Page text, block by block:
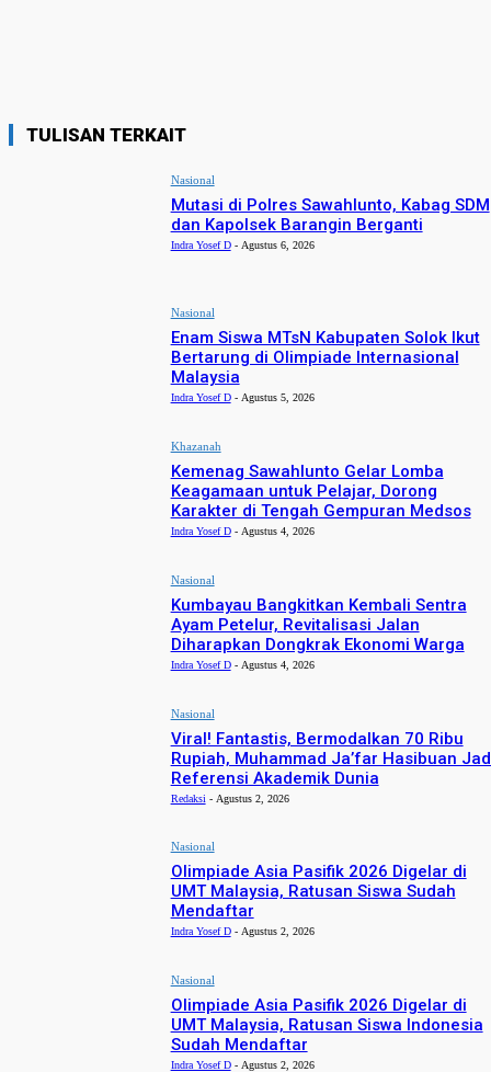
TULISAN TERKAIT
Nasional
Mutasi di Polres Sawahlunto, Kabag SDM
dan Kapolsek Barangin Berganti
Indra Yosef D - Agustus 6, 2026
Nasional
Enam Siswa MTsN Kabupaten Solok Ikut
Bertarung di Olimpiade Internasional
Malaysia
Indra Yosef D - Agustus 5, 2026
Khazanah
Kemenag Sawahlunto Gelar Lomba
Keagamaan untuk Pelajar, Dorong
Karakter di Tengah Gempuran Medsos
Indra Yosef D - Agustus 4, 2026
Nasional
Kumbayau Bangkitkan Kembali Sentra
Ayam Petelur, Revitalisasi Jalan
Diharapkan Dongkrak Ekonomi Warga
Indra Yosef D - Agustus 4, 2026
Nasional
Viral! Fantastis, Bermodalkan 70 Ribu
Rupiah, Muhammad Ja’far Hasibuan
Referensi Akademik Dunia
Redaksi - Agustus 2, 2026
Nasional
Olimpiade Asia Pasifik 2026 Digelar di
UMT Malaysia, Ratusan Siswa Sudah
Mendaftar
Indra Yosef D - Agustus 2, 2026
Nasional
Olimpiade Asia Pasifik 2026 Digelar di
UMT Malaysia, Ratusan Siswa Indonesia
Sudah Mendaftar
Indra Yosef D - Agustus 2, 2026